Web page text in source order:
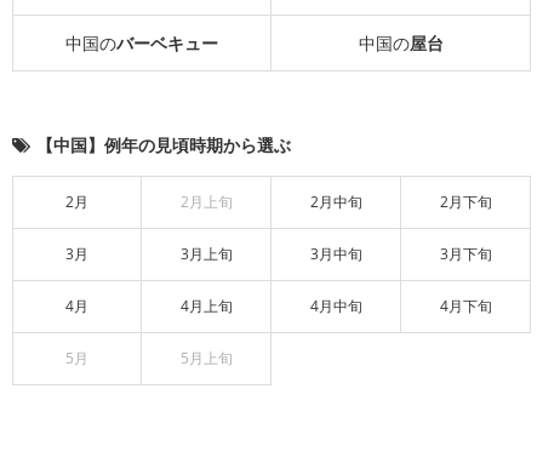
中国のバーベキュー 中国の屋台
【中国】例年の見頃時期から選ぶ
2月 2月上旬 2月中旬 2月下旬
3月 3月上旬 3月中旬 3月下旬
4月 4月上旬 4月中旬 4月下旬
5月 5月上旬